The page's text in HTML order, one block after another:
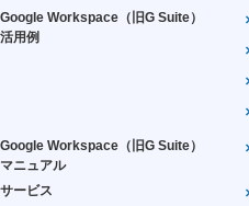
Google Workspace（旧G Suite）
活用例
Google Workspace（旧G Suite）
マニュアル
サービス